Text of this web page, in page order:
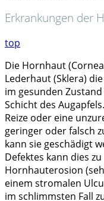
Erkrankungen der
top
Die Hornhaut
Lederhaut (Sklera)
im gesunden
Schicht des
Reize oder eine
geringer oder falsch
kann sie geschädigt
Defektes kann dies
Hornhauterosion
einem stromalen
im schlimmsten Fall